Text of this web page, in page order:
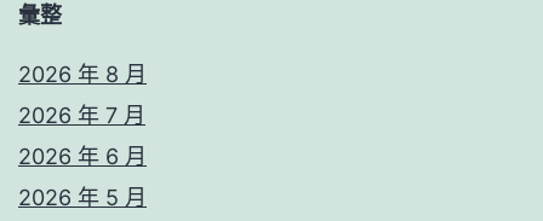
彙整
2026 年 8 月
2026 年 7 月
2026 年 6 月
2026 年 5 月